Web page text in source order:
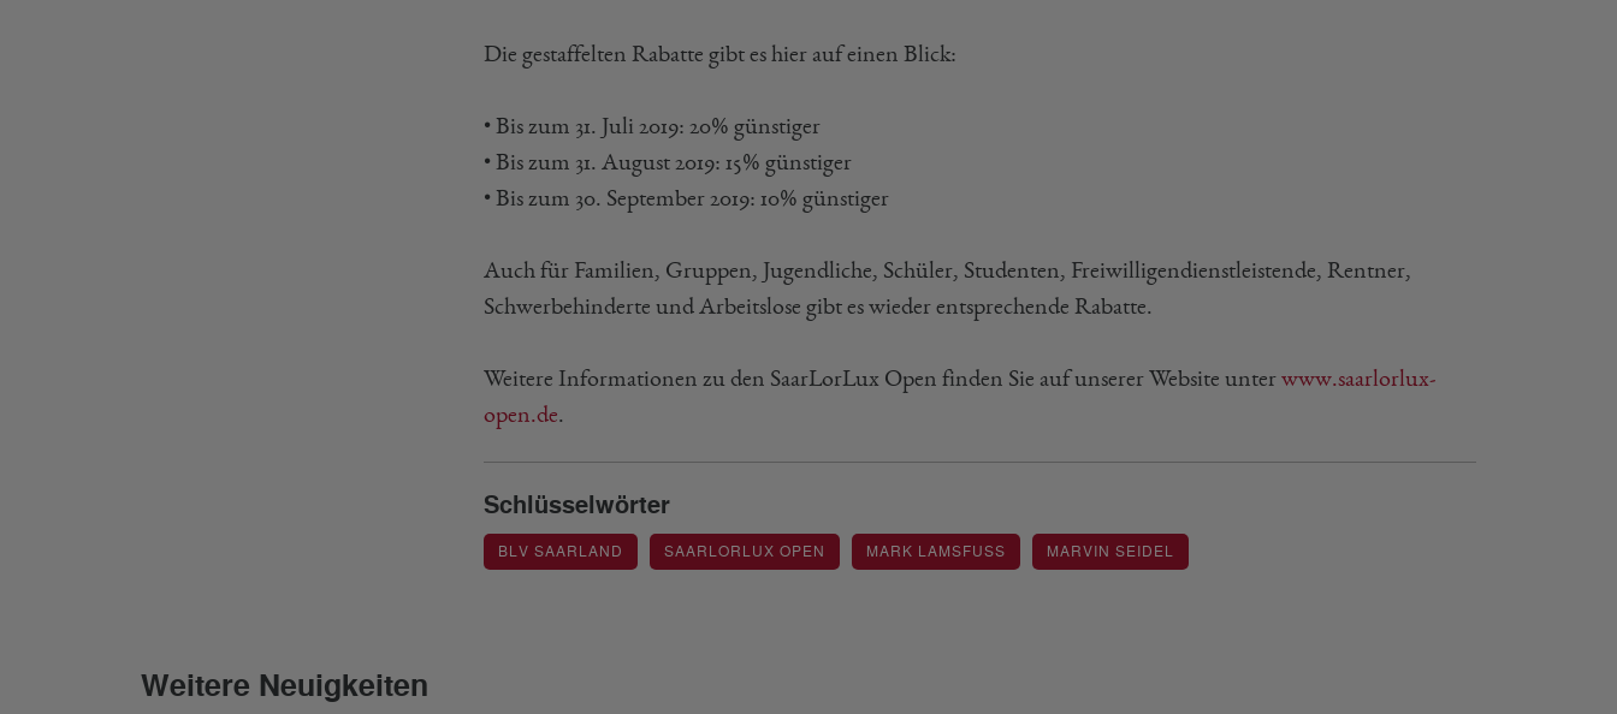
Die gestaffelten Rabatte gibt es hier auf einen Blick:
• Bis zum 31. Juli 2019: 20% günstiger
• Bis zum 31. August 2019: 15% günstiger
• Bis zum 30. September 2019: 10% günstiger
Auch für Familien, Gruppen, Jugendliche, Schüler, Studenten, Freiwilligendienstleistende, Rentner,
Schwerbehinderte und Arbeitslose gibt es wieder entsprechende Rabatte.
Weitere Informationen zu den SaarLorLux Open finden Sie auf unserer Website unter www.saarlorlux-
open.de.
Schlüsselwörter
BLV SAARLAND SAARLORLUX OPEN MARK LAMSFUSS MARVIN SEIDEL
Weitere Neuigkeiten